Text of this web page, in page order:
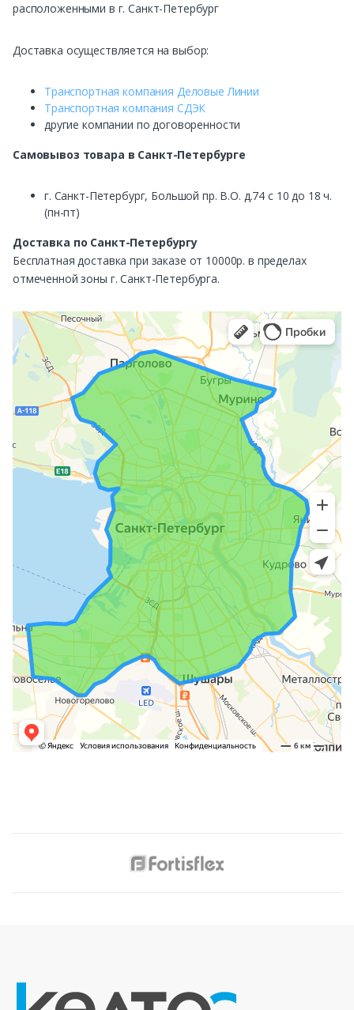
расположенными в г. Санкт-Петербург
Доставка осуществляется на выбор:
Транспортная компания Деловые Линии
Транспортная компания СДЭК
другие компании по договоренности
Самовывоз товара в Санкт-Петербурге
г. Санкт-Петербург, Большой пр. В.О. д.74 с 10 до 18 ч.
(пн-пт)
Доставка по Санкт-Петербургу
Бесплатная доставка при заказе от 10000р. в пределах
отмеченной зоны г. Санкт-Петербурга.